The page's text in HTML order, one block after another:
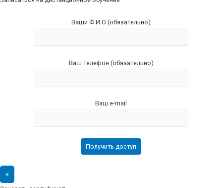
Ваши Ф.И.О (обязательно)
Ваш телефон (обязательно)
Ваш e-mail
×